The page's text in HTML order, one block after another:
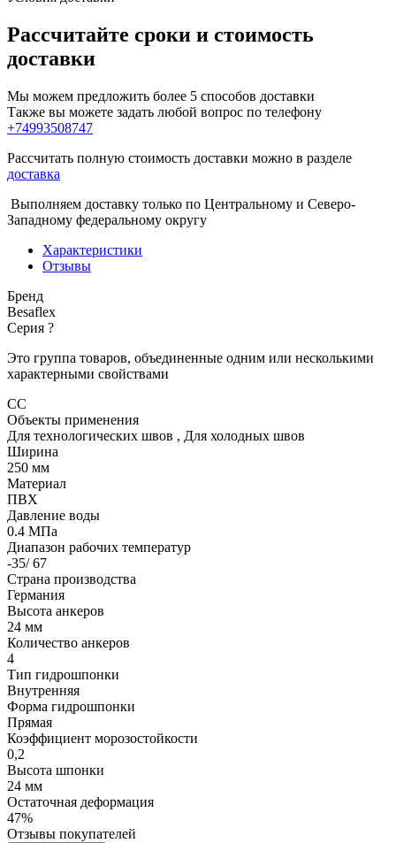
Рассчитайте сроки и стоимость
доставки
Мы можем предложить более 5 способов доставки
Также вы можете задать любой вопрос по телефону
+74993508747
Рассчитать полную стоимость доставки можно в разделе
доставка
Выполняем доставку только по Центральному и Северо-
Западному федеральному округу
Характеристики
Отзывы
Бренд
Besaflex
Серия ?
Это группа товаров, объединенные одним или несколькими
характерными свойствами
CC
Объекты применения
Для технологических швов , Для холодных швов
Ширина
250 мм
Материал
ПВХ
Давление воды
0.4 МПа
Диапазон рабочих температур
-35/ 67
Страна производства
Германия
Высота анкеров
24 мм
Количество анкеров
4
Тип гидрошпонки
Внутренняя
Форма гидрошпонки
Прямая
Коэффициент морозостойкости
0,2
Высота шпонки
24 мм
Остаточная деформация
47%
Отзывы покупателей